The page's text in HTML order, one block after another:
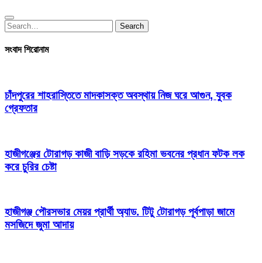
Search
for:
Search
সংবাদ শিরোনাম
চাঁদপুরের শাহরাস্তিতে মাদকাসক্ত অবস্থায় নিজ ঘরে আগুন, যুবক
গ্রেফতার
হাজীগঞ্জের টোরাগড় কাজী বাড়ি সড়কে রহিমা ভবনের প্রধান ফটক লক
করে চুরির চেষ্টা
হাজীগঞ্জ পৌরসভার মেয়র প্রার্থী অ্যাড. টিটু টোরাগড় পূর্বপাড়া জামে
মসজিদে জুমা আদায়